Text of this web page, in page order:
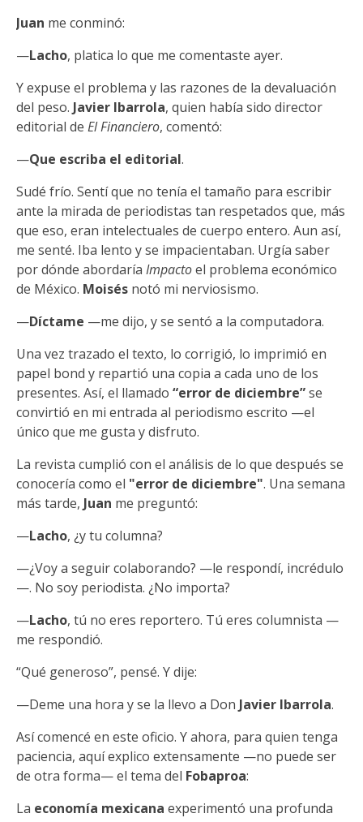
Juan me conminó:
—Lacho, platica lo que me comentaste ayer.
Y expuse el problema y las razones de la devaluación
del peso. Javier Ibarrola, quien había sido director
editorial de El Financiero, comentó:
—Que escriba el editorial.
Sudé frío. Sentí que no tenía el tamaño para escribir
ante la mirada de periodistas tan respetados que, más
que eso, eran intelectuales de cuerpo entero. Aun así,
me senté. Iba lento y se impacientaban. Urgía saber
por dónde abordaría Impactoel problema económico
de México. Moisés notó mi nerviosismo.
—Díctame —me dijo, y se sentó a la computadora.
Una vez trazado el texto, lo corrigió, lo imprimió en
papel bond y repartió una copia a cada uno de los
presentes. Así, el llamado “error de diciembre”se
convirtió en mi entrada al periodismo escrito —el
único que me gusta y disfruto.
La revista cumplió con el análisis de lo que después se
conocería como el "error de diciembre". Una semana
más tarde, Juan me preguntó:
—Lacho, ¿y tu columna?
—¿Voy a seguir colaborando? —le respondí, incrédulo
—. No soy periodista. ¿No importa?
—Lacho, tú no eres reportero. Tú eres columnista —
me respondió.
“Qué generoso”, pensé. Y dije:
—Deme una hora y se la llevo a Don Javier Ibarrola.
Así comencé en este oficio. Y ahora, para quien tenga
paciencia, aquí explico extensamente —no puede ser
de otra forma— el tema del Fobaproa:
La economía mexicana experimentó una profunda